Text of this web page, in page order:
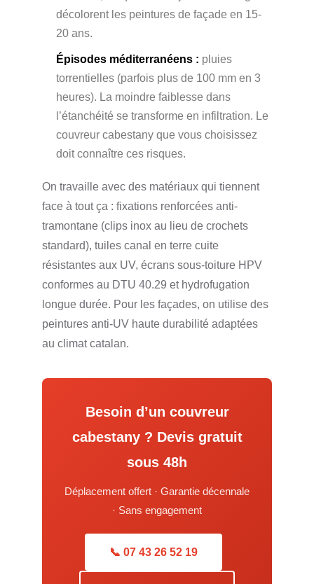
décolorent les peintures de façade en 15-
20 ans.
Épisodes méditerranéens : pluies
torrentielles (parfois plus de 100 mm en 3
heures). La moindre faiblesse dans
l’étanchéité se transforme en infiltration. Le
couvreur cabestany que vous choisissez
doit connaître ces risques.
On travaille avec des matériaux qui tiennent
face à tout ça : fixations renforcées anti-
tramontane (clips inox au lieu de crochets
standard), tuiles canal en terre cuite
résistantes aux UV, écrans sous-toiture HPV
conformes au DTU 40.29 et hydrofugation
longue durée. Pour les façades, on utilise des
peintures anti-UV haute durabilité adaptées
au climat catalan.
Besoin d’un couvreur
cabestany ? Devis gratuit
sous 48h
Déplacement offert · Garantie décennale
· Sans engagement
📞 07 43 26 52 19